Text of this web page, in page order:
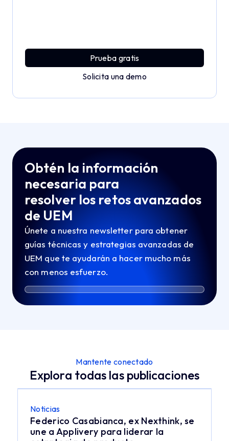
Prueba gratis
Solicita una demo
Obtén la información
necesaria para
resolver los retos avanzados
de UEM
Únete a nuestra newsletter para obtener
guías técnicas y estrategias avanzadas de
UEM que te ayudarán a hacer mucho más
con menos esfuerzo.
Mantente conectado
Explora todas las publicaciones
Noticias
Federico Casabianca, ex Nexthink, se
une a Applivery para liderar la